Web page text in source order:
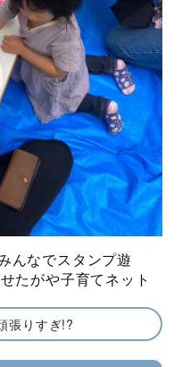
んなでスタンプ遊
がや子育てネット
張りすぎ!?